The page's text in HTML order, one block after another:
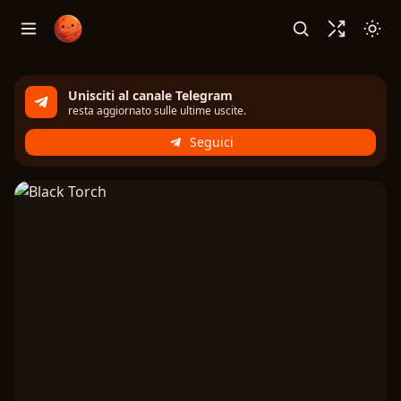
Unisciti al canale Telegram
resta aggiornato sulle ultime uscite.
Seguici